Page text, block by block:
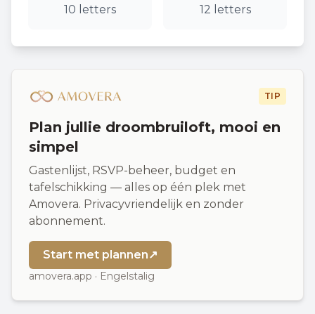
10 letters
12 letters
TIP
Plan jullie droombruiloft, mooi en
simpel
Gastenlijst, RSVP-beheer, budget en
tafelschikking — alles op één plek met
Amovera. Privacyvriendelijk en zonder
abonnement.
Start met plannen↗
amovera.app · Engelstalig